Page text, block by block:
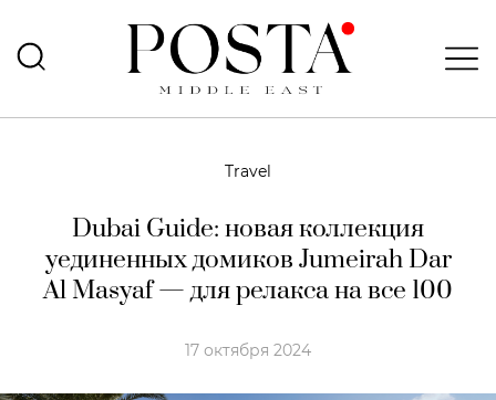
Travel
Dubai Guide: новая коллекция
уединенных домиков Jumeirah Dar
Al Masyaf — для релакса на все 100
17 октября 2024